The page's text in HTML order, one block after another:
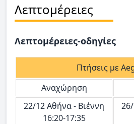
Λεπτομέρειες
Λεπτομέρειες-οδηγίες
Πτήσεις με
Αναχώρηση
22/12 Αθήνα - Βιέννη
16:20-17:35